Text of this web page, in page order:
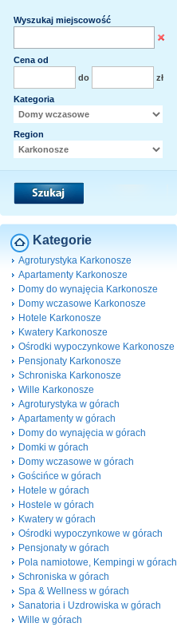
Wyszukaj miejscowość
Cena od
do
zł
Kategoria
Region
Kategorie
Agroturystyka Karkonosze
Apartamenty Karkonosze
Domy do wynajęcia Karkonosze
Domy wczasowe Karkonosze
Hotele Karkonosze
Kwatery Karkonosze
Ośrodki wypoczynkowe Karkonosze
Pensjonaty Karkonosze
Schroniska Karkonosze
Wille Karkonosze
Agroturystyka w górach
Apartamenty w górach
Domy do wynajęcia w górach
Domki w górach
Domy wczasowe w górach
Gościńce w górach
Hotele w górach
Hostele w górach
Kwatery w górach
Ośrodki wypoczynkowe w górach
Pensjonaty w górach
Pola namiotowe, Kempingi w górach
Schroniska w górach
Spa & Wellness w górach
Sanatoria i Uzdrowiska w górach
Wille w górach